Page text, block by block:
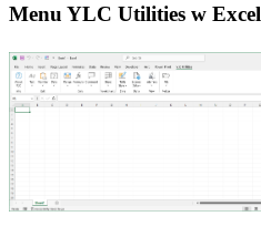
Menu YLC Utilities w Excel